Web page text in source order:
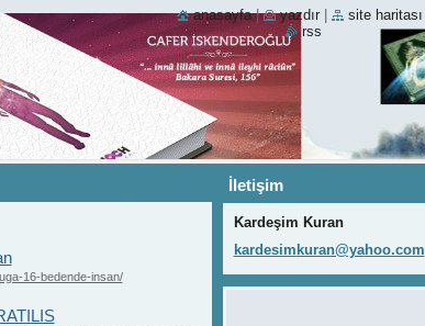
16-bedende-insan/
İletişim
Kardeşim Kuran
kardesim kuran@yahoo.com
anasayfa | yazdır site haritası
rss